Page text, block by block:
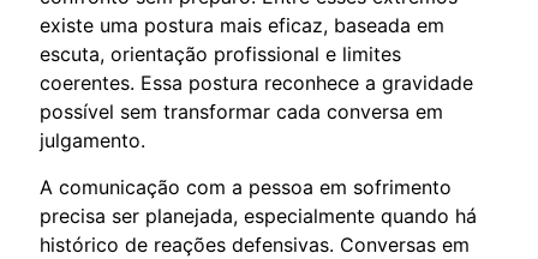
existe uma postura mais eficaz, baseada em
escuta, orientação profissional e limites
coerentes. Essa postura reconhece a gravidade
possível sem transformar cada conversa em
julgamento.
A comunicação com a pessoa em sofrimento
precisa ser planejada, especialmente quando há
histórico de reações defensivas. Conversas em